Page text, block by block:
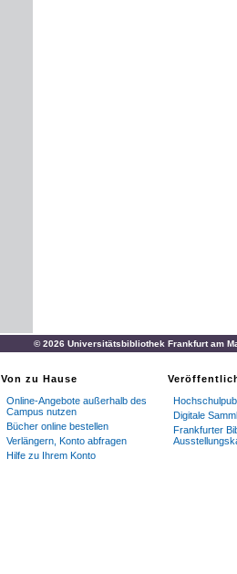
© 2026 Universitätsbibliothek Frankfurt am
Von zu Hause
Online-Angebote außerhalb des
Campus nutzen
Bücher online bestellen
Verlängern, Konto abfragen
Hilfe zu Ihrem Konto
Digitale
Frankfurter